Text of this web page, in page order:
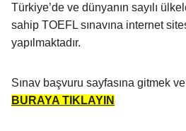
Türkiye’de ve dünyanın sayılı
sahip TOEFL sınavına internet
yapılmaktadır.
Sınav başvuru sayfasına gitmek
BURAYA TIKLAYIN